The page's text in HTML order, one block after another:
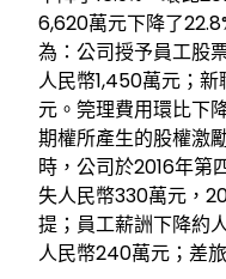
6,620萬元下降了
為：公司授予員工股
人民幣1,450萬元；
元。筦理費用環比下
期權所產生的股權激
時，公司於2016年第
失人民幣330萬元，
提；員工薪詶下降約
人民幣240萬元；差